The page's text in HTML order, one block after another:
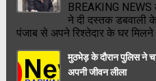
BREAKING NEWS
ने दी दस्तक डबवाली
पंजाब से अपने रिश्तेदार के घर
मुठभेड़ के दौरान पुलिस ने
अपनी जीवन लीला